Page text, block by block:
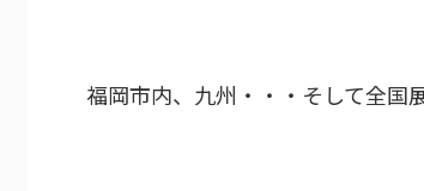
福岡市内、九州・・・そして全国